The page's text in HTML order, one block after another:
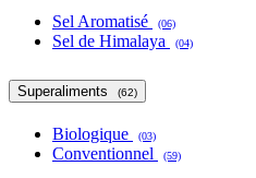
Sel Aromatisé (06)
Sel de Himalaya (04)
Superaliments (62)
Biologique (03)
Conventionnel (59)